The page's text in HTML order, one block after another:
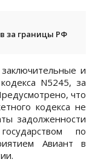
за границы РФ
и
N5245, за
что
кодекса не
задолженности
по
Авиант в